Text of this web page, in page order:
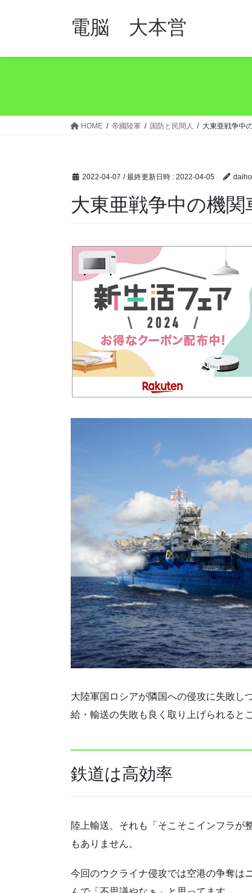
電脳 大本営
HOME 帝國陸軍 国防と民間人 大東亜戦争中
2022-04-07 / 最終更新日時 : 2022-04-05
大東亜戦争中の機関
大陸軍国ロシアが隣国への侵攻に失敗し
給・輸送の失敗も良く取り上げられると
鉄道は高効率
陸上輸送、それも「そこそこインフラが
もありません。
今回のウクライナ侵攻では空港の争奪は